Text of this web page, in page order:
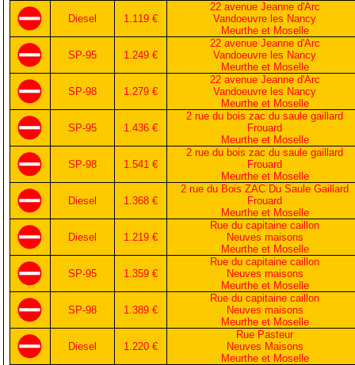
Diesel 1.119 €
22 avenue Jeanne d'Arc
Vandoeuvre les Nancy
Meurthe et Moselle
SP-95 1.249 €
22 avenue Jeanne d'Arc
Vandoeuvre les Nancy
Meurthe et Moselle
SP-98 1.279 €
22 avenue Jeanne d'Arc
Vandoeuvre les Nancy
Meurthe et Moselle
SP-95 1.436 €
2 rue du bois zac du saule gaillard
Frouard
Meurthe et Moselle
SP-98 1.541 €
2 rue du bois zac du saule gaillard
Frouard
Meurthe et Moselle
Diesel 1.368 €
2 rue du Bois ZAC Du Saule Gaillard
Frouard
Meurthe et Moselle
Diesel 1.219 €
Rue du capitaine caillon
Neuves maisons
Meurthe et Moselle
SP-95 1.359 €
Rue du capitaine caillon
Neuves maisons
Meurthe et Moselle
SP-98 1.389 €
Rue du capitaine caillon
Neuves maisons
Meurthe et Moselle
Diesel 1.220 €
Rue Pasteur
Neuves Maisons
Meurthe et Moselle